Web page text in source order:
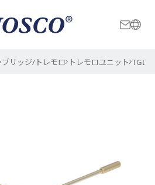
International
ブリッジ/トレモロ トレモロユニット